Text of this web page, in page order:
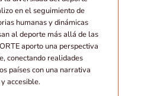
en el seguimiento de
humanas y dinámicas
al deporte más allá de las
aporto una perspectiva
conectando realidades
países con una narrativa
accesible.